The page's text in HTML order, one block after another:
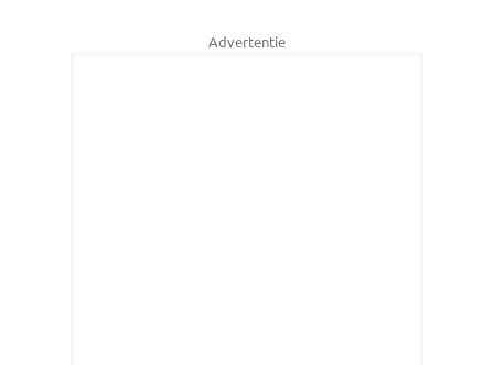
Advertentie